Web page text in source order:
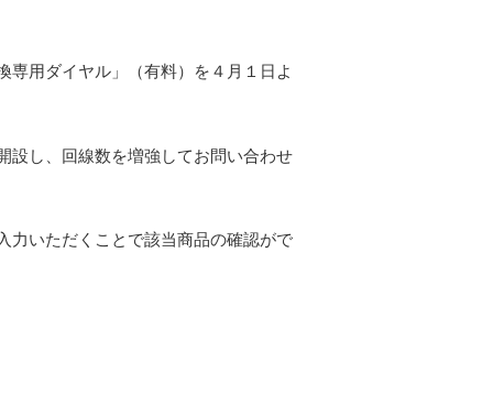
専用ダイヤル」（有料）を４月１日よ
設し、回線数を増強してお問い合わせ
力いただくことで該当商品の確認がで